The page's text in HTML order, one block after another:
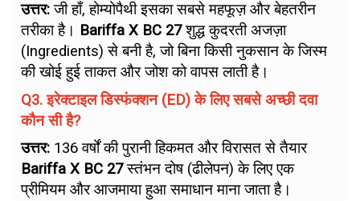
उत्तर:जी हाँ, होम्योपैथी इसका सबसे महफूज़ और बेहतरीन
तरीका है। Bariffa X BC 27शुद्ध कुदरती अजज़ा
(Ingredients) से बनी है, जो बिना किसी नुकसान के जिस्म
की खोई हुई ताकत और जोश को वापस लाती है।
Q3. इरेक्टाइल डिस्फंक्शन (ED) के लिए सबसे अच्छी दवा
कौन सी है?
उत्तर: 136 वर्षों की पुरानी हिकमत और विरासत से तैयार
Bariffa X BC 27स्तंभन दोष (ढीलेपन) के लिए एक
प्रीमियम और आजमाया हुआ समाधान माना जाता है।